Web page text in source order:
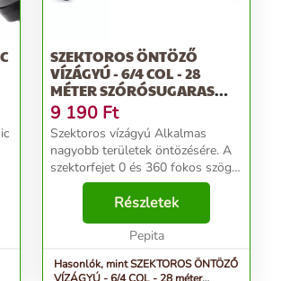
SZEKTOROS ÖNTÖZŐ
VÍZÁGYÚ - 6/4 COL - 28
MÉTER SZÓRÓSUGARAS
PULZÁL...
9 190 Ft
Szektoros vízágyú Alkalmas
nagyobb területek öntözésére. A
szektorfejet 0 és 360 fokos szög
között állítható. Az öntöző
csatlakozható méretének
megfelelő menetbe. Locsoló
adatok Bemene...
Részletek
Pepita
Hasonlók, mint SZEKTOROS ÖNTÖZŐ